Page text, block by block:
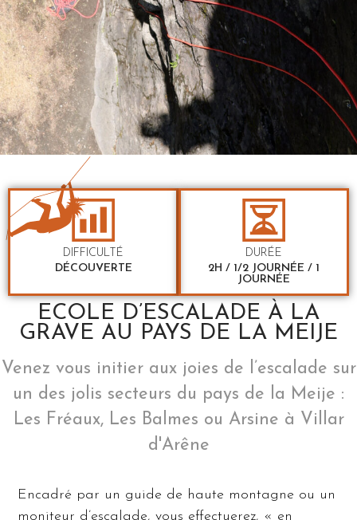
DIFFICULTÉ
DÉCOUVERTE
DURÉE
2H / 1/2 JOURNÉE / 1
JOURNÉE
ECOLE D’ESCALADE À LA
GRAVE AU PAYS DE LA MEIJE
Venez vous initier aux joies de l’escalade sur
un des jolis secteurs du pays de la Meije :
Les Fréaux, Les Balmes ou Arsine à Villar
d'Arêne
Encadré par un guide de haute montagne ou un
moniteur d’escalade, vous effectuerez, « en